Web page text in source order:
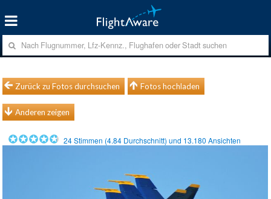
Zurück zu Fotos durchsuchen Fotos hochladen
Anderen zeigen
24Stimmen (4.84 Durchschnitt) und 13.180 Ansichten